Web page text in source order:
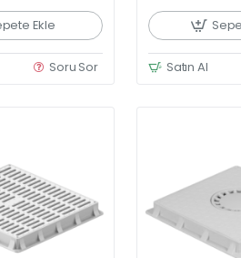
Ekle
Soru Sor Satın Al